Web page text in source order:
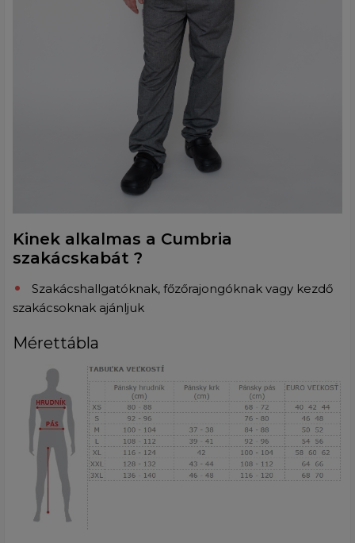
Kinek alkalmas a Cumbria
szakácskabát ?
Szakácshallgatóknak, főzőrajongóknak vagy kezdő
szakácsoknak ajánljuk
Mérettábla